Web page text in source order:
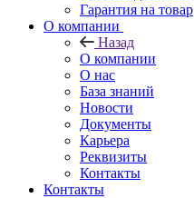
Гарантия на товар
О компании
Назад
О компании
О нас
База знаний
Новости
Документы
Карьера
Реквизиты
Контакты
Контакты